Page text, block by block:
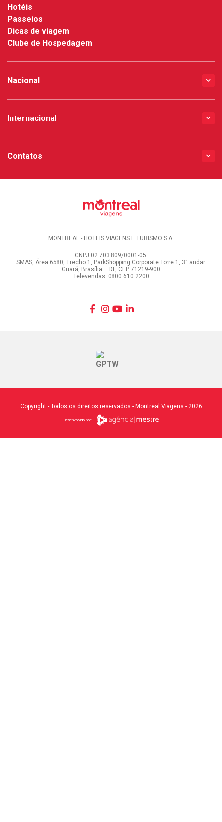
Hotéis
Passeios
Dicas de viagem
Clube de Hospedagem
Nacional
Internacional
Contatos
MONTREAL - HOTÉIS VIAGENS E TURISMO S.A.
CNPJ 02.703.809/0001-05.
SMAS, Área 6580, Trecho 1, ParkShopping Corporate Torre 1, 3° andar.
Guará, Brasília – DF, CEP 71219-900
Televendas: 0800 610 2200
Copyright - Todos os direitos reservados - Montreal Viagens - 2026
Desenvolvido por: